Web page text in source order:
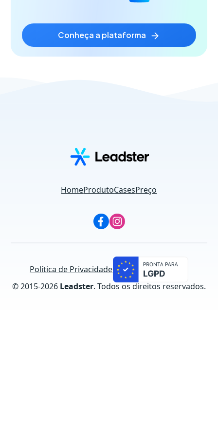
conheça a plataforma
HomeProdutoCasesPreço
© 2015-2026 Leadster. Todos os direitos reservados.
Política de Privacidade